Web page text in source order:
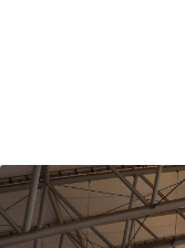
Kliknij, aby powiększyć